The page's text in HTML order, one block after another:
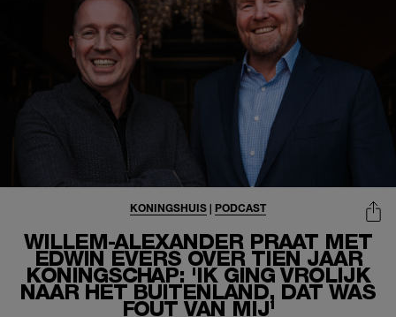
WILLEM-ALEXANDER PRAAT MET
EDWIN EVERS OVER TIEN JAAR
KONINGSCHAP: 'IK GING VROLIJK
NAAR HET BUITENLAND, DAT WAS
FOUT VAN MIJ'
KONINGSHUIS | PODCAST